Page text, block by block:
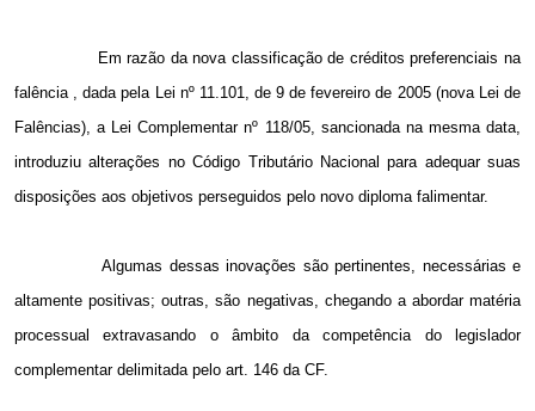
Em razão da nova classificação de créditos preferenciais na
falência , dada pela Lei nº 11.101, de 9 de fevereiro de 2005 (nova Lei de
Falências), a Lei Complementar nº 118/05, sancionada na mesma data,
introduziu alterações no Código Tributário Nacional para adequar suas
disposições aos objetivos perseguidos pelo novo diploma falimentar.
Algumas dessas inovações são pertinentes, necessárias e
altamente positivas; outras, são negativas, chegando a abordar matéria
processual extravasando o âmbito da competência do legislador
complementar delimitada pelo art. 146 da CF.